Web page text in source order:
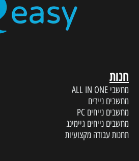
חנות
מחשבי ALL IN ONE
מחשבים ניידים
מחשבים נייחים PC
מחשבים נייחים גיימינג
תחנות עבודה מקצועיות